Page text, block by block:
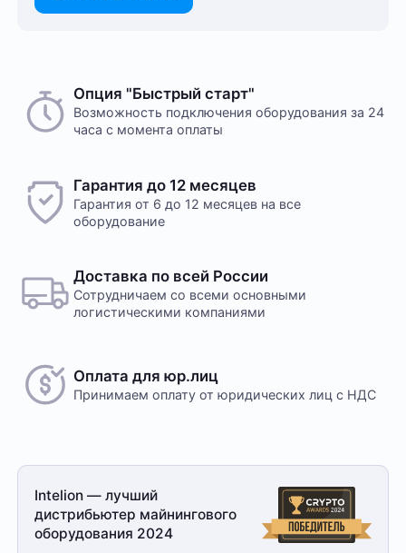
На этот товар пока нет отзывов
Нам важно знать ваше мнение о популярном
оборудовании для майнинга. Так мы улучшаем
ассортимент нашего интернет-⁠магазина.
Способ оплаты любого заказа вы можете выбрать
при его оформлении. Оплата производится только
в рублях. После подтверждения заказа, с вами
центров
Оплата в офисе
Оплата производится в офисе компании наличными
в кассу компании. Доступна оплата сотруднику
службы доставки при получении заказа. Доставка
Это единственный способ оплаты в случае, если
заказ оформляется на юридическое лицо.
При получении заказа необходимо иметь при себе
доверенность от организации-заказчика и паспорт
Опция "Быстрый старт"
Возможность подключения оборудования за 24
часа с момента оплаты
Гарантия до 12 месяцев
Гарантия от 6 до 12 месяцев на все
оборудование
Доставка по всей России
Сотрудничаем со всеми основными
логистическими компаниями
Оплата для юр.лиц
Принимаем оплату от юридических лиц с НДС
Intelion — лучший
дистрибьютер майнингового
оборудования 2024